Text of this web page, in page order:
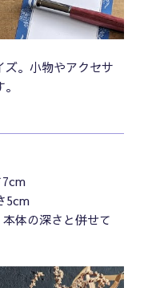
ズ。小物やアクセサ
5cm
体の深さと併せて